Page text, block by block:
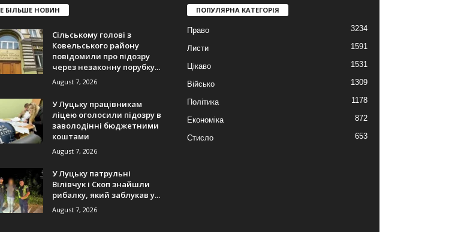
БІЛЬШЕ НОВИН
Сільському голові з
Ковельського району
повідомили про підозру
через незаконну порубку...
August 7, 2026
У Луцьку працівникам
ліцею оголосили підозру в
заволодінні бюджетними
коштами
August 7, 2026
У Луцьку патрульні
Вілівчук і Скоп знайшли
рибалку, який заблукав у...
August 7, 2026
ПОПУЛЯРНА КАТЕГОРІЯ
Право 3234
Листи 1591
Цікаво 1531
Військо 1309
Політика 1178
Економіка 872
Стисло 653